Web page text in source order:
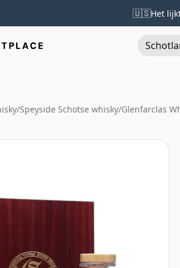
🇺🇸Het
/Speyside Schotse whisky/Glenfarclas